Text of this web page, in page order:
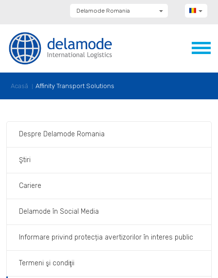
Delamode Romania
Delamode Bulgaria
Delamode Estonia
Delamode Latvia
Delamode Montenegro
Acasă Affinity Transport Solutions
Despre Delamode Romania
Ştiri
Cariere
Delamode în Social Media
Informare privind protecția avertizorilor în interes public
Termeni şi condiţii